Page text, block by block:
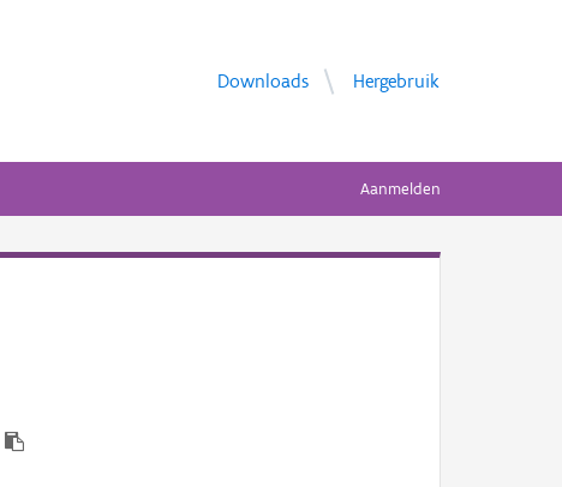
Downloads Hergebruik
Aanmelden